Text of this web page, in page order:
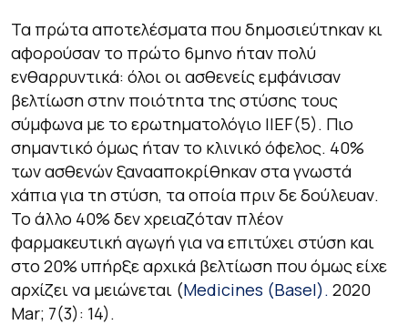
Τα πρώτα αποτελέσματα που δημοσιεύτηκαν κι
αφορούσαν το πρώτο 6μηνο ήταν πολύ
ενθαρρυντικά: όλοι οι ασθενείς εμφάνισαν
βελτίωση στην ποιότητα της στύσης τους
σύμφωνα με το ερωτηματολόγιο IIEF(5). Πιο
σημαντικό όμως ήταν το κλινικό όφελος. 40%
των ασθενών ξανααποκρίθηκαν στα γνωστά
χάπια για τη στύση, τα οποία πριν δε δούλευαν.
Το άλλο 40% δεν χρειαζόταν πλέον
φαρμακευτική αγωγή για να επιτύχει στύση και
στο 20% υπήρξε αρχικά βελτίωση που όμως είχε
αρχίζει να μειώνεται (Medicines (Basel). 2020
Mar; 7(3): 14).